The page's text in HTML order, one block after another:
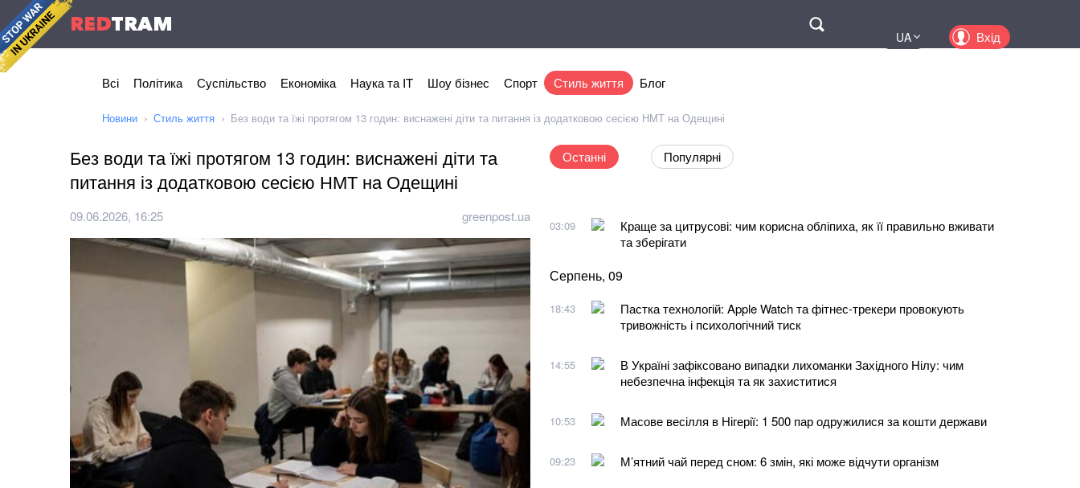
REDTRAM
UA
Вхід
Всі Політика Суспільство Економіка Наука та IT Шоу бізнес Спорт Стиль життя Блог
Новини Стиль життя Без води та їжі протягом 13 годин: виснажені діти та питання із додатковою сесією НМТ на Одещині
Без води та їжі протягом 13 годин: виснажені діти та
питання із додатковою сесією НМТ на Одещині
09.06.2026, 16:25 greenpost.ua
Останні Популярні
03:09
Краще за цитрусові: чим корисна обліпиха, як її правильно вживати
та зберігати
Серпень, 09
18:43
Пастка технологій: Apple Watch та фітнес-трекери провокують
тривожність і психологічний тиск
14:55
В Україні зафіксовано випадки лихоманки Західного Нілу: чим
небезпечна інфекція та як захиститися
10:53 Масове весілля в Нігерії: 1 500 пар одружилися за кошти держави
09:23 М’ятний чай перед сном: 6 змін, які може відчути організм